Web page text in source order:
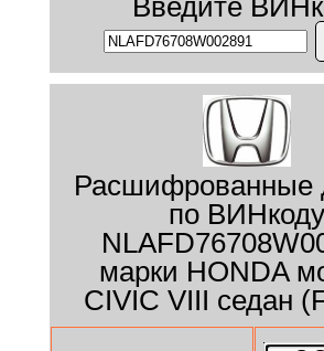
Введите
Расшифрованные
по ВИНкоду
марки HONDA
CIVIC VIII седан